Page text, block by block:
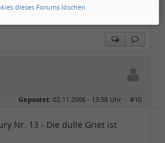
Gepostet: 02.11.2006 - 13:58 Uhr · #10
Nr. 13 - Die dulle Griet ist
dieses Forums löschen